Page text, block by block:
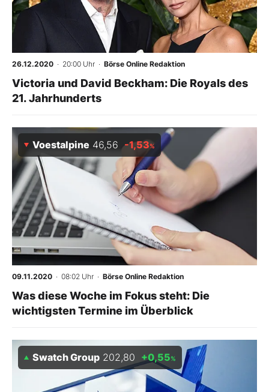
26.12.2020 · 20:00 Uhr · Börse Online Redaktion
Victoria und David Beckham: Die Royals des
21. Jahrhunderts
Voestalpine 46,56 -1,53%
09.11.2020 · 08:02 Uhr · Börse Online Redaktion
Was diese Woche im Fokus steht: Die
wichtigsten Termine im Überblick
Swatch Group 202,80 +0,55%